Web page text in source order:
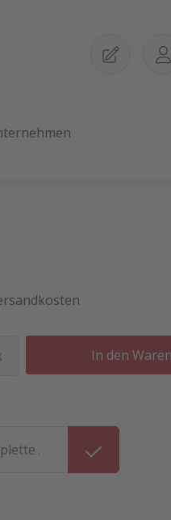
ProduktIn den